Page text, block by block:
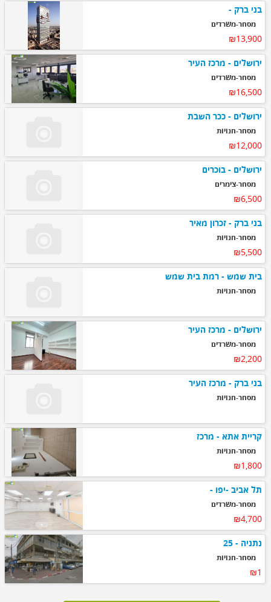
בני ברק -
מסחר-משרדים
₪13,900
ירושלים - מרכז העיר
מסחר-משרדים
₪16,500
ירושלים - ככר השבת
מסחר-חנויות
₪12,000
ירושלים - בוכרים
מסחר-צימרים
₪6,500
בני ברק - זכרון מאיר
מסחר-חנויות
₪5,500
בית שמש - רמת בית שמש
מסחר-חנויות
ירושלים - מרכז העיר
מסחר-משרדים
₪2,200
בני ברק - מרכז העיר
מסחר-חנויות
קריית אתא - מרכז
מסחר-חנויות
₪1,800
תל אביב -יפו -
מסחר-משרדים
₪4,700
נתניה - 25
מסחר-חנויות
₪1